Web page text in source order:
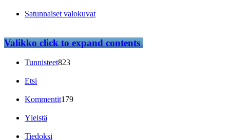
Satunnaiset valokuvat
Valikkoclick to expand contents
Tunnisteet823
Etsi
Kommentit179
Yleistä
Tiedoksi